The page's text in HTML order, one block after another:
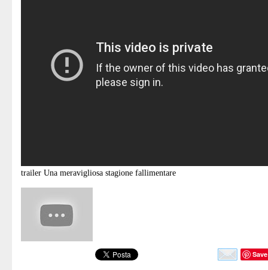
trailer Una meravigliosa stagione fallimentare
Save